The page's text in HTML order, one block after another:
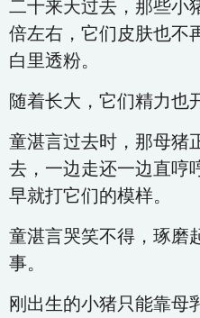
二十来天过去，那些小
倍左右，它们皮肤也不
白里透粉。
随着长大，它们精力也
童湛言过去时，那母猪
去，一边走还一边直哼
早就打它们的模样。
童湛言哭笑不得，琢磨
事。
刚出生的小猪只能靠母